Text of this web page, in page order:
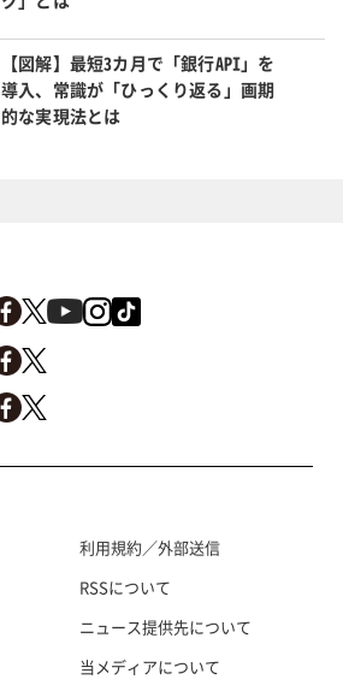
【図解】最短3カ月で「銀行API」を
導入、常識が「ひっくり返る」画期
的な実現法とは
利用規約／外部送信
RSSについて
ニュース提供先について
当メディアについて